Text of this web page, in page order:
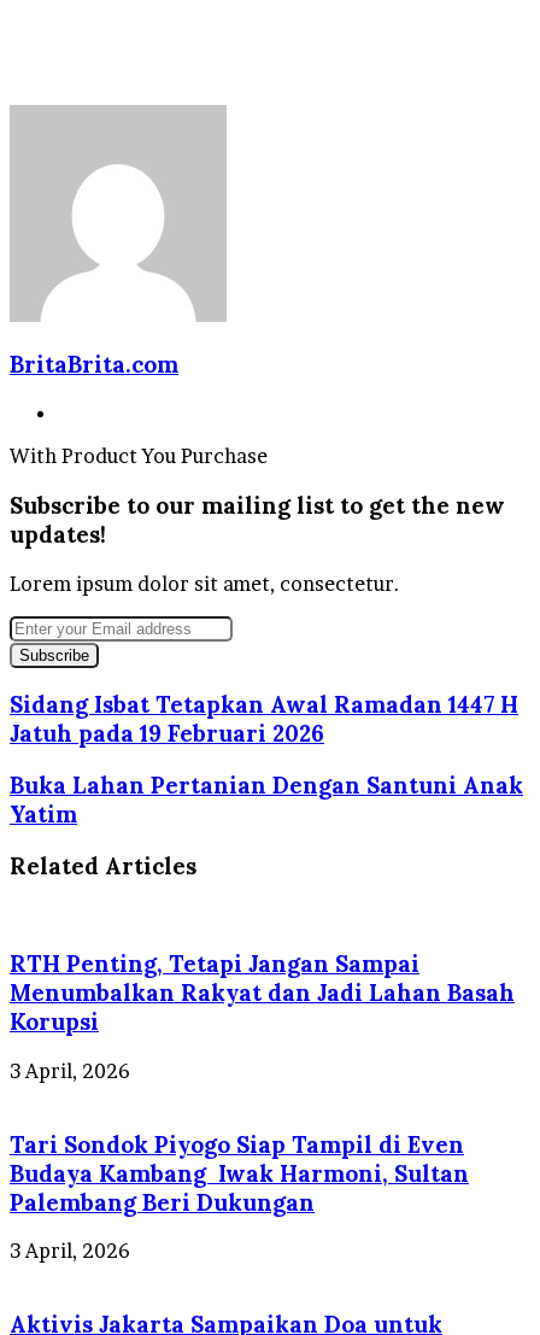
BritaBrita.com
With Product You Purchase
Subscribe to our mailing list to get the new
updates!
Lorem ipsum dolor sit amet, consectetur.
Enter
your
Email
address
Sidang Isbat Tetapkan Awal Ramadan 1447 H
Jatuh pada 19 Februari 2026
Buka Lahan Pertanian Dengan Santuni Anak
Yatim
Related Articles
RTH Penting, Tetapi Jangan Sampai
Menumbalkan Rakyat dan Jadi Lahan Basah
Korupsi
3 April, 2026
Tari Sondok Piyogo Siap Tampil di Even
Budaya Kambang Iwak Harmoni, Sultan
Palembang Beri Dukungan
3 April, 2026
Aktivis Jakarta Sampaikan Doa untuk